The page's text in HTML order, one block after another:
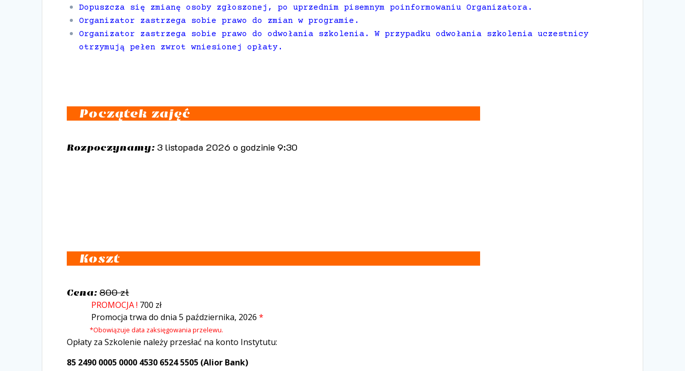
Dopuszcza się zmianę osoby zgłoszonej, po uprzednim pisemnym poinformowaniu Organizatora.
Organizator zastrzega sobie prawo do zmian w programie.
Organizator zastrzega sobie prawo do odwołania szkolenia. W przypadku odwołania szkolenia uczestnicy
otrzymują pełen zwrot wniesionej opłaty.
Początek zajęć
Rozpoczynamy: 3 listopada 2026 o godzinie 9:30
Koszt
Cena: 800 zł
PROMOCJA ! 700 zł
Promocja trwa do dnia 5 października, 2026 *
*Obowiązuje data zaksięgowania przelewu.
Opłaty za Szkolenie należy przesłać na konto Instytutu:
85 2490 0005 0000 4530 6524 5505 (Alior Bank)